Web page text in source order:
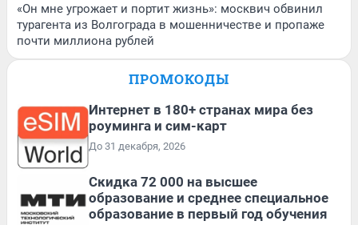
«Он мне угрожает и портит жизнь»: москвич обвинил
турагента из Волгограда в мошенничестве и пропаже
почти миллиона рублей
ПРОМОКОДЫ
Интернет в 180+ странах мира без
роуминга и сим-карт
До 31 декабря, 2026
Скидка 72 000 на высшее
образование и среднее специальное
образование в первый год обучения